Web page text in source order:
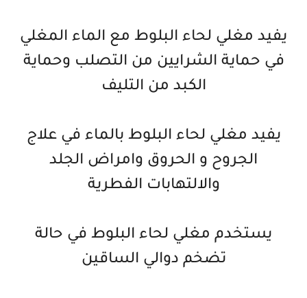
يفيد مغلي لحاء البلوط مع الماء المغلي
في حماية الشرايين من التصلب وحماية
الكبد من التليف
يفيد مغلي لحاء البلوط بالماء في علاج
الجروح و الحروق وامراض الجلد
والالتهابات الفطرية
يستخدم مغلي لحاء البلوط في حالة
تضخم دوالي الساقين